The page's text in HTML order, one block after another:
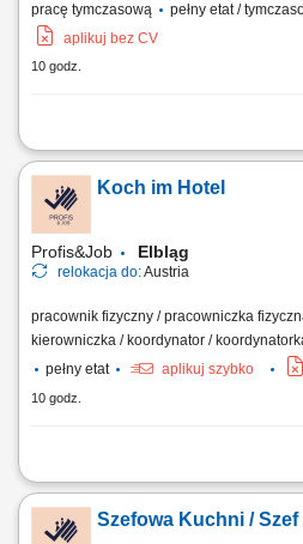
pracę tymczasową
pełny etat /
aplikuj bez CV
10 godz.
Opis stanowiska: Praca przy zbieraniu
obowiązków: Sadzenie, zbieranie,
warzyw. Praca na polu oraz w hali.
umowy. Dobra kondycja fizyczna....
Koch im Hotel
Profis&Job Elbląg
relokacja do:Austria
pracownik fizyczny / pracowniczka
kierowniczka / koordynator /
pełny etat
aplikuj szybko
10 godz.
Kostenfreie Unterkunft im Einzelzimmer
Qualifikation und Erfahrung
Szefowa Kuchni /